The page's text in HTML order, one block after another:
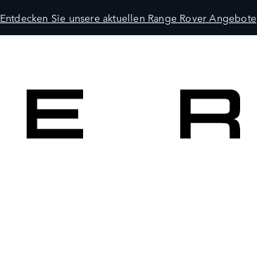
Entdecken Sie unsere aktuellen Range Rover Angebote